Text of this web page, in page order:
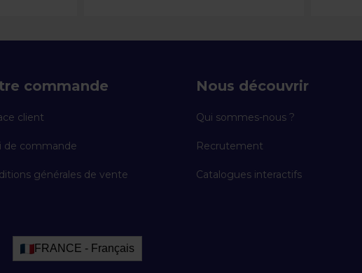
commande
client
de commande
générales de vente
Nous découvrir
Qui sommes-nous ?
Recrutement
Catalogues interactifs
FRANCE - Français